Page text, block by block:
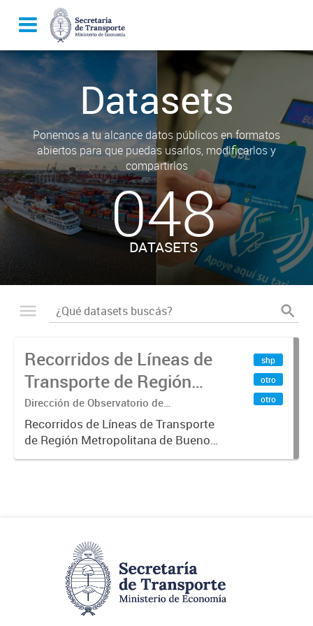
Datasets
Ponemos a tu alcance datos públicos en formatos
abiertos para que puedas usarlos, modificarlos y
compartirlos
048
DATASETS
Recorridos de Líneas de
Transporte de Región
Metropolitana de
Buenos Aires (RMBA)
Dirección de Observatorio de
Transporte, Estudio y Sistemas
Recorridos de Líneas de Transporte
de Región Metropolitana de Buenos
Aires (RMBA).-
shp
otro
otro